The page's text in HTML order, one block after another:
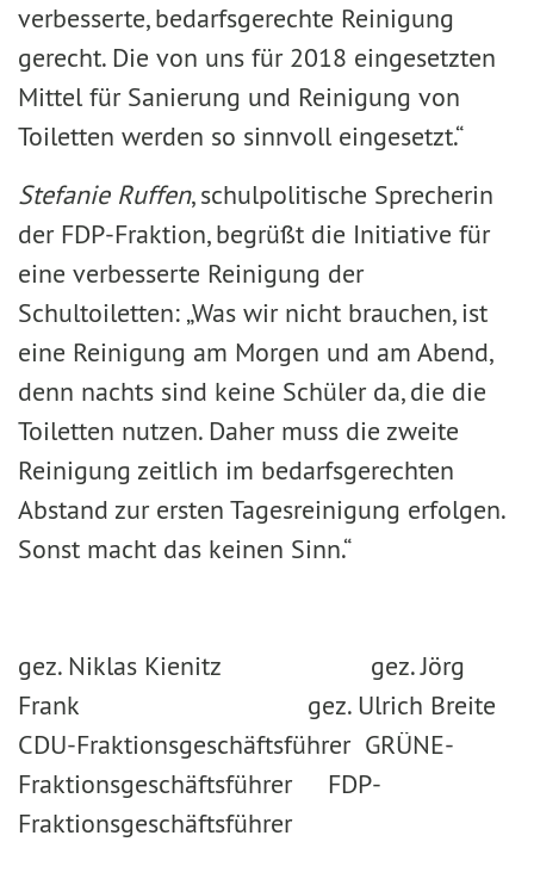
verbesserte, bedarfsgerechte Reinigung
gerecht. Die von uns für 2018 eingesetzten
Mittel für Sanierung und Reinigung von
Toiletten werden so sinnvoll eingesetzt.“
Stefanie Ruffen, schulpolitische Sprecherin
der FDP-Fraktion, begrüßt die Initiative für
eine verbesserte Reinigung der
Schultoiletten: „Was wir nicht brauchen, ist
eine Reinigung am Morgen und am Abend,
denn nachts sind keine Schüler da, die die
Toiletten nutzen. Daher muss die zweite
Reinigung zeitlich im bedarfsgerechten
Abstand zur ersten Tagesreinigung erfolgen.
Sonst macht das keinen Sinn.“
gez. Niklas Kienitz gez. Jörg
Frank gez. Ulrich Breite
CDU-Fraktionsgeschäftsführer GRÜNE-
Fraktionsgeschäftsführer FDP-
Fraktionsgeschäftsführer